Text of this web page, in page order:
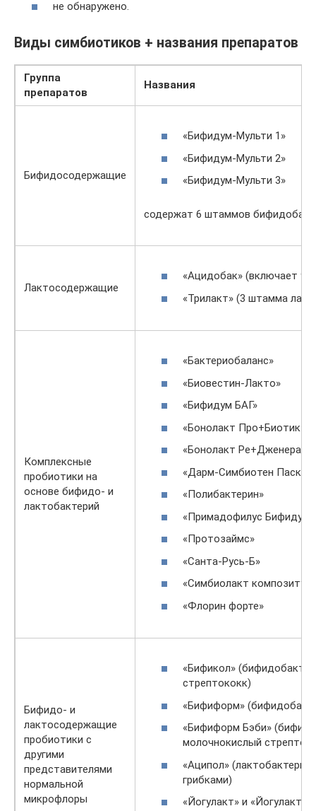
не обнаружено.
Виды симбиотиков + названия препаратов
Группа
препаратов
Названия
Бифидосодержащие
«Бифидум-Мульти 1»
«Бифидум-Мульти 2»
«Бифидум-Мульти 3»
содержат 6 штаммов
Лактосодержащие
«Ацидобак» (включает 9
«Трилакт» (3 штамма
Комплексные
пробиотики на
основе бифидо- и
лактобактерий
«Бактериобаланс»
«Биовестин-Лакто»
«Бифидум БАГ»
«Бонолакт Про+Биотик»
«Бонолакт Ре+Дженерал»
«Дарм-Симбиотен Паско»
«Полибактерин»
«Примадофилус Бифидус»
«Протозаймс»
«Санта-Русь-Б»
«Симбиолакт
«Флорин форте»
Бифидо- и
лактосодержащие
пробиотики с
другими
представителями
нормальной
микрофлоры
«Бификол»
стрептококк)
«Бифиформ»
«Бифиформ Бэби»
молочнокислый
«Аципол»
грибками)
«Йогулакт» и «Йогулакт